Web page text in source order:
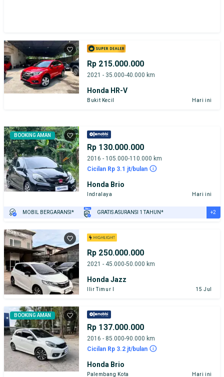
Rp 215.000.000
2021 - 35.000-40.000 km
Honda HR-V
Bukit Kecil Hari ini
BOOKING AMAN
Rp 130.000.000
2016 - 105.000-110.000 km
Cicilan Rp 3.1 jt/bulan
Honda Brio
Indralaya Hari ini
MOBIL BERGARANSI* GRATIS ASURANSI 1 TAHUN* +2
Rp 250.000.000
2021 - 45.000-50.000 km
Honda Jazz
Ilir Timur I 15 Jul
BOOKING AMAN
Rp 137.000.000
2016 - 85.000-90.000 km
Cicilan Rp 3.2 jt/bulan
Honda Brio
Palembang Kota Hari ini